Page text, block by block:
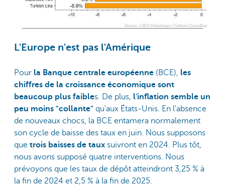
L'Europe n'est pas l'Amérique
Pour la Banque centrale européenne (BCE), les
chiffres de la croissance économique sont
beaucoup plus faibles. De plus, l'inflation semble un
peu moins "collante" qu'aux États-Unis. En l'absence
de nouveaux chocs, la BCE entamera normalement
son cycle de baisse des taux en juin. Nous supposons
que trois baisses de taux suivront en 2024. Plus tôt,
nous avons supposé quatre interventions. Nous
prévoyons que les taux de dépôt atteindront 3,25 % à
la fin de 2024 et 2,5 % à la fin de 2025.